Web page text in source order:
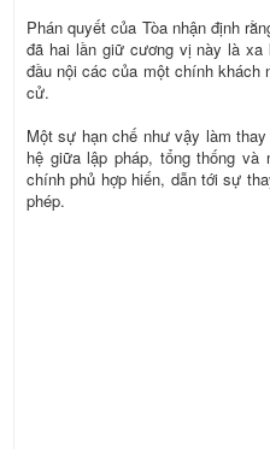
Phán quyết của Tòa nhận định
đã hai lần giữ cương vị này là xa
đầu nội các của một chính khách
cử.
Một sự hạn chế như vậy làm
hệ giữa lập pháp, tổng thống
chính phủ hợp hiến, dẫn tới sự
phép.